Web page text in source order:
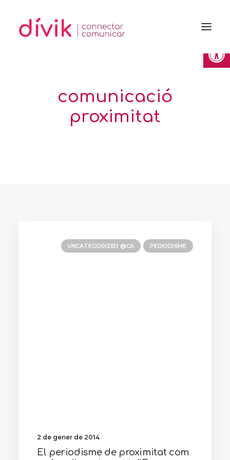
comunicació
proximitat
UNCATEGORIZED @CA PERIODISME
2 de gener de 2014
El periodisme de proximitat com